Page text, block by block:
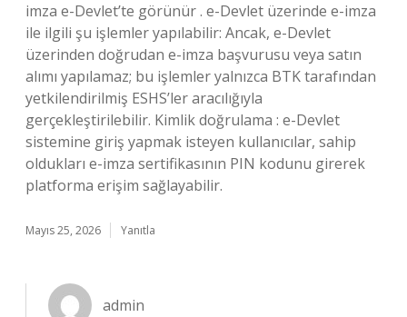
imza e-Devlet’te görünür . e-Devlet üzerinde e-imza
ile ilgili şu işlemler yapılabilir: Ancak, e-Devlet
üzerinden doğrudan e-imza başvurusu veya satın
alımı yapılamaz; bu işlemler yalnızca BTK tarafından
yetkilendirilmiş ESHS’ler aracılığıyla
gerçekleştirilebilir. Kimlik doğrulama : e-Devlet
sistemine giriş yapmak isteyen kullanıcılar, sahip
oldukları e-imza sertifikasının PIN kodunu girerek
platforma erişim sağlayabilir.
Mayıs 25, 2026 Yanıtla
admin